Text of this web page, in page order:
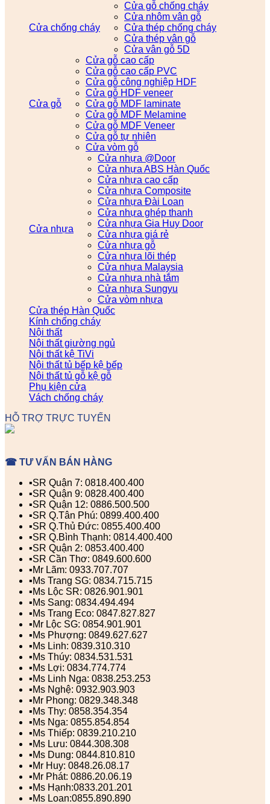
Cửa chống cháy
Cửa gỗ chống cháy
Cửa nhôm vân gỗ
Cửa thép chống cháy
Cửa thép vân gỗ
Cửa vân gỗ 5D
Cửa gỗ
Cửa gỗ cao cấp
Cửa gỗ cao cấp PVC
Cửa gỗ công nghiệp HDF
Cửa gỗ HDF veneer
Cửa gỗ MDF laminate
Cửa gỗ MDF Melamine
Cửa gỗ MDF Veneer
Cửa gỗ tự nhiên
Cửa vòm gỗ
Cửa nhựa
Cửa nhựa @Door
Cửa nhựa ABS Hàn Quốc
Cửa nhựa cao cấp
Cửa nhựa Composite
Cửa nhựa Đài Loan
Cửa nhựa ghép thanh
Cửa nhựa Gia Huy Door
Cửa nhựa giá rẻ
Cửa nhựa gỗ
Cửa nhựa lõi thép
Cửa nhựa Malaysia
Cửa nhựa nhà tắm
Cửa nhựa Sungyu
Cửa vòm nhựa
Cửa thép Hàn Quốc
Kính chống cháy
Nội thất
Nội thất giường ngủ
Nội thất kệ TiVi
Nội thất tủ bếp kệ bếp
Nội thất tủ gỗ kệ gỗ
Phụ kiện cửa
Vách chống cháy
HỖ TRỢ TRỰC TUYẾN
☎ TƯ VẤN BÁN HÀNG
▪️SR Quận 7: 0818.400.400
▪️SR Quận 9: 0828.400.400
▪️SR Quận 12: 0886.500.500
▪️SR Q.Tân Phú: 0899.400.400
▪️SR Q.Thủ Đức: 0855.400.400
▪️SR Q.Bình Thạnh: 0814.400.400
▪️SR Quận 2: 0853.400.400
▪️SR Cần Thơ: 0849.600.600
▪️Mr Lãm: 0933.707.707
▪️Ms Trang SG: 0834.715.715
▪️Ms Lộc SR: 0826.901.901
▪️Ms Sang: 0834.494.494
▪️Ms Trang Eco: 0847.827.827
▪️Mr Lộc SG: 0854.901.901
▪️Ms Phượng: 0849.627.627
▪️Ms Linh: 0839.310.310
▪️Ms Thúy: 0834.531.531
▪️Ms Lợi: 0834.774.774
▪️Ms Linh Nga: 0838.253.253
▪️Ms Nghệ: 0932.903.903
▪️Mr Phong: 0829.348.348
▪️Ms Thy: 0858.354.354
▪️Ms Nga: 0855.854.854
▪️Ms Thiếp: 0839.210.210
▪️Ms Lưu: 0844.308.308
▪️Ms Dung: 0844.810.810
▪️Mr Huy: 0848.26.08.17
▪️Mr Phát: 0886.20.06.19
▪️Ms Hạnh:0833.201.201
▪️Ms Loan:0855.890.890